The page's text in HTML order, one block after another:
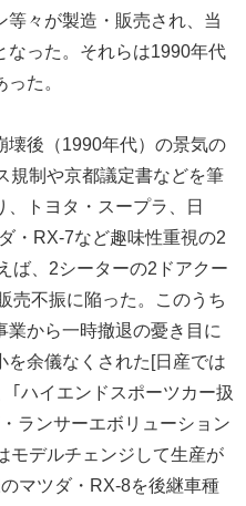
等々が製造・販売され、当
なった。それらは1990年代
た。
壊後（1990年代）の景気の
規制や京都議定書などを筆
トヨタ・スープラ、日
・RX-7など趣味性重視の2
ば、2シーターの2ドアクー
売不振に陥った。このうち
業から一時撤退の憂き目に
余儀なくされた[日産では
｢ハイエンドスポーツカー扱
ランサーエボリューション
モデルチェンジして生産が
マツダ・RX-8を後継車種